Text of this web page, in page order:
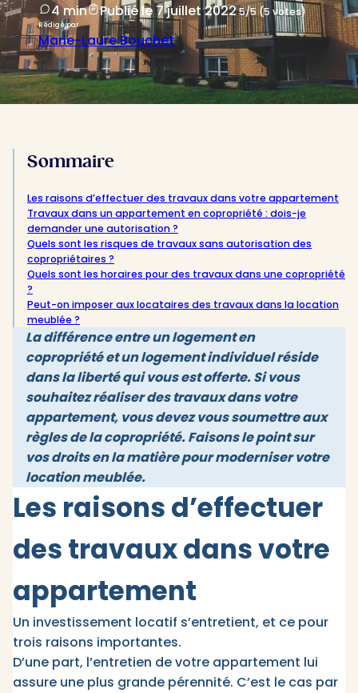
4 min Publié le 7 juillet 20225/5 (5 votes)
Rédigé par
Marie-Laure Bouchet
Sommaire
Les raisons d’effectuer des travaux dans votre appartement
Travaux dans un appartement en copropriété : dois-je
demander une autorisation ?
Quels sont les risques de travaux sans autorisation des
copropriétaires ?
Quels sont les horaires pour des travaux dans une copropriété
?
Peut-on imposer aux locataires des travaux dans la location
meublée ?
La différence entre un logement en
copropriété et un logement individuel réside
dans la liberté qui vous est offerte. Si vous
souhaitez réaliser des travaux dans votre
appartement, vous devez vous soumettre aux
règles de la copropriété. Faisons le point sur
vos droits en la matière pour moderniser votre
location meublée.
Les raisons d’effectuer
des travaux dans votre
appartement
Un investissement locatif s’entretient, et ce pour
trois raisons importantes.
D’une part, l’entretien de votre appartement lui
assure une plus grande pérennité. C’est le cas par